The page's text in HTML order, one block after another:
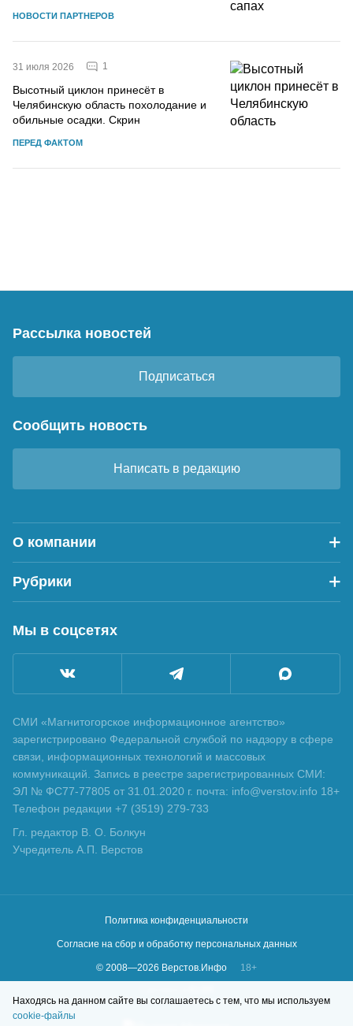
НОВОСТИ ПАРТНЕРОВ
31 июля 2026 1
Высотный циклон принесёт в
Челябинскую область похолодание и
обильные осадки. Скрин
ПЕРЕД ФАКТОМ
Рассылка новостей
Подписаться
Сообщить новость
Написать в редакцию
О компании
Рубрики
Мы в соцсетях
СМИ «Магнитогорское информационное агентство»
зарегистрировано Федеральной службой по надзору в сфере
связи, информационных технологий и массовых
коммуникаций. Запись в реестре зарегистрированных СМИ:
ЭЛ № ФС77-77805 от 31.01.2020 г. почта: info@verstov.info 18+
Телефон редакции +7 (3519) 279-733
Гл. редактор В. О. Болкун
Учредитель А.П. Верстов
Политика конфиденциальности
Согласие на сбор и обработку персональных данных
© 2008—2026 Верстов.Инфо
18+
Находясь на данном сайте вы соглашаетесь с тем, что мы используем
cookie-файлы